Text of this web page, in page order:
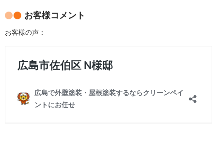
お客様コメント
お客様の声：